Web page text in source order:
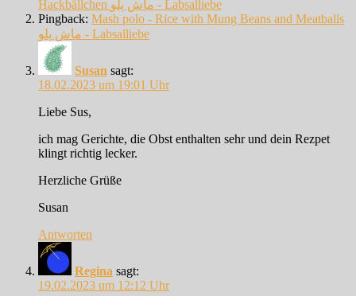
Hackbällchen ماش پلو - Labsalliebe
Pingback: Mash polo - Rice with Mung Beans and Meatballs
ماش پلو - Labsalliebe
Susan sagt:
18.02.2023 um 19:01 Uhr
Liebe Sus,
ich mag Gerichte, die Obst enthalten sehr und dein Rezpet
klingt richtig lecker.
Herzliche Grüße
Susan
Antworten
Regina sagt:
19.02.2023 um 12:12 Uhr